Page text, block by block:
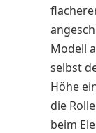
Modell
selbst
Höhe
die
beim